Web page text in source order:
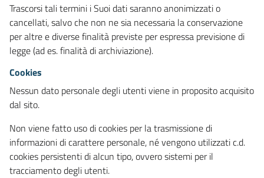
Trascorsi tali termini i Suoi dati saranno anonimizzati o
cancellati, salvo che non ne sia necessaria la conservazione
per altre e diverse finalità previste per espressa previsione di
legge (ad es. finalità di archiviazione).
Cookies
Nessun dato personale degli utenti viene in proposito acquisito
dal sito.
Non viene fatto uso di cookies per la trasmissione di
informazioni di carattere personale, né vengono utilizzati c.d.
cookies persistenti di alcun tipo, ovvero sistemi per il
tracciamento degli utenti.